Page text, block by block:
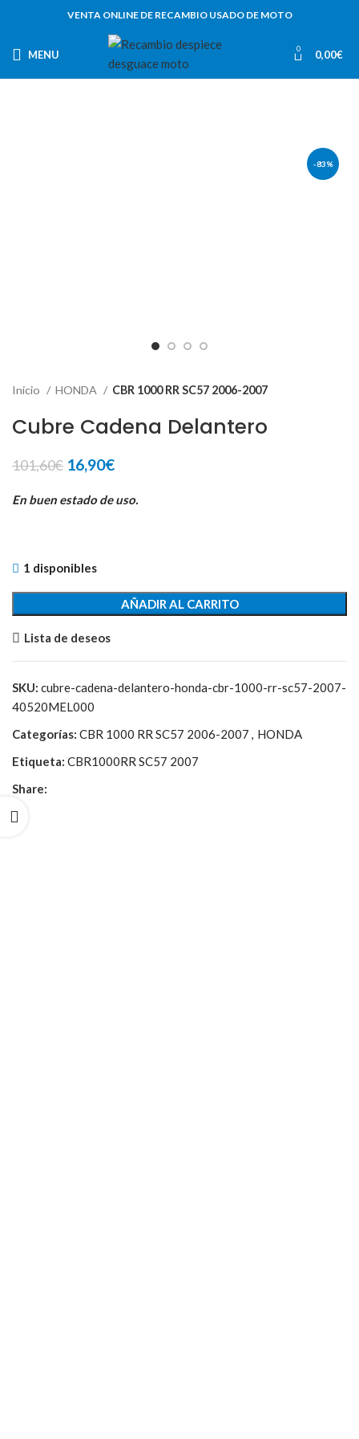
VENTA ONLINE DE RECAMBIO USADO DE MOTO
MENU 0 0,00€
-83%
Inicio HONDA CBR 1000 RR SC57 2006-2007
Cubre Cadena Delantero
101,60€ El
original
16,90€El
actual
En buen estado de uso.
1 disponibles
AÑADIR AL CARRITO
Lista de deseos
SKU: cubre-cadena-delantero-honda-cbr-1000-rr-sc57-2007-
40520MEL000
Categorías: CBR 1000 RR SC57 2006-2007 , HONDA
Etiqueta: CBR1000RR SC57 2007
Share: